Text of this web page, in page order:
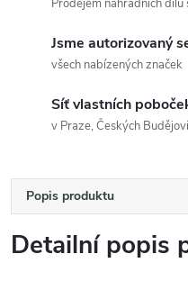
Prodejem náhradních
Jsme autorizovaný
všech nabízených značek
Síť vlastních
v Praze, Českých
Popis produktu
Detailní popis